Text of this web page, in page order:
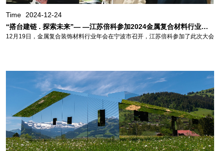
Time
2024-12-24
“搭台建链 . 探索未来”— —江苏倍科参加2024金属复合材料行业年会
12月19日，金属复合装饰材料行业年会在宁波市召开，江苏倍科参加了此次大会